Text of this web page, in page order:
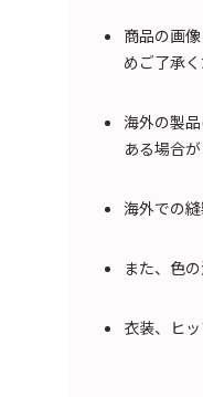
商品の画
めご了承く
海外の製
ある場合
海外での
また、色
衣装、ヒ